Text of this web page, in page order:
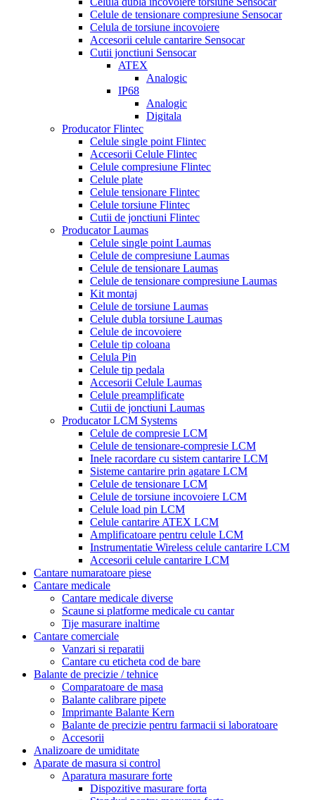
Celule de tensionare compresiune Sensocar
Celula de torsiune incovoiere
Accesorii celule cantarire Sensocar
Cutii jonctiuni Sensocar
ATEX
Analogic
IP68
Analogic
Digitala
Producator Flintec
Celule single point Flintec
Accesorii Celule Flintec
Celule compresiune Flintec
Celule plate
Celule tensionare Flintec
Celule torsiune Flintec
Cutii de jonctiuni Flintec
Producator Laumas
Celule single point Laumas
Celule de compresiune Laumas
Celule de tensionare Laumas
Celule de tensionare compresiune Laumas
Kit montaj
Celule de torsiune Laumas
Celule dubla torsiune Laumas
Celule de incovoiere
Celule tip coloana
Celula Pin
Celule tip pedala
Accesorii Celule Laumas
Celule preamplificate
Cutii de jonctiuni Laumas
Producator LCM Systems
Celule de compresie LCM
Celule de tensionare-compresie LCM
Inele racordare cu sistem cantarire LCM
Sisteme cantarire prin agatare LCM
Celule de tensionare LCM
Celule de torsiune incovoiere LCM
Celule load pin LCM
Celule cantarire ATEX LCM
Amplificatoare pentru celule LCM
Instrumentatie Wireless celule cantarire LCM
Accesorii celule cantarire LCM
Cantare numaratoare piese
Cantare medicale
Cantare medicale diverse
Scaune si platforme medicale cu cantar
Tije masurare inaltime
Cantare comerciale
Vanzari si reparatii
Cantare cu eticheta cod de bare
Balante de precizie / tehnice
Comparatoare de masa
Balante calibrare pipete
Imprimante Balante Kern
Balante de precizie pentru farmacii si laboratoare
Accesorii
Analizoare de umiditate
Aparate de masura si control
Aparatura masurare forte
Dispozitive masurare forta